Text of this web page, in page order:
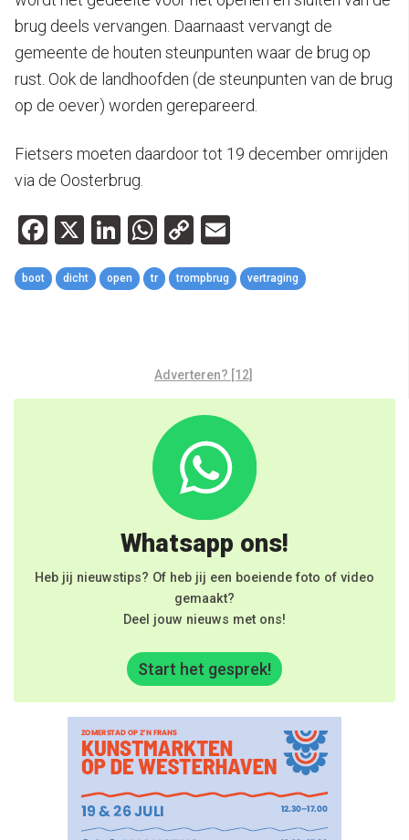
brug deels vervangen. Daarnaast vervangt de
gemeente de houten steunpunten waar de brug op
rust. Ook de landhoofden (de steunpunten van de brug
op de oever) worden gerepareerd.
Fietsers moeten daardoor tot 19 december omrijden
via de Oosterbrug.
Facebook
X LinkedIn
WhatsApp
Copy
Link
boot dicht open tr trompbrug vertraging
Adverteren? [12]
Whatsapp ons!
Heb jij nieuwstips? Of heb jij een boeiende foto of video
gemaakt?
Deel jouw nieuws met ons!
Start het gesprek!